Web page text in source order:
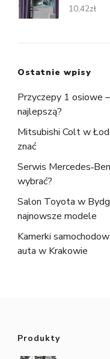
10,42zł
Ostatnie wpisy
Przyczepy 1 osiowe
najlepszą?
Mitsubishi Colt w
znać
Serwis
wybrać?
Salon Toyota w
najnowsze modele
Kamerki
auta w Krakowie
Produkty